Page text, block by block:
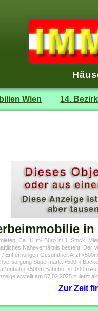
Wien 14. Bezirk
in
Ca. 11 m² Büro im 1. Stock
Naheverhältnis besteht. Der
/ Entfernungen Gesundheit Arzt
Supermarkt <500m
<500m Bahnhof <1.000m
erstellt am 07.02.2025 zuletzt
Zur Zeit